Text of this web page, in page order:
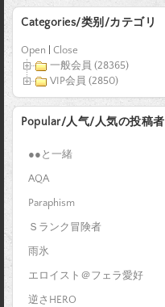
Categories/类别/カテゴリ
Open
Close
一般会員 (28365)
VIP会員 (2850)
Popular/人气/人気の投稿者
●●と一緒
AQA
Paraphism
Ｓランク冒険者
雨氷
エロイスト＠フェラ愛好
逆さHERO